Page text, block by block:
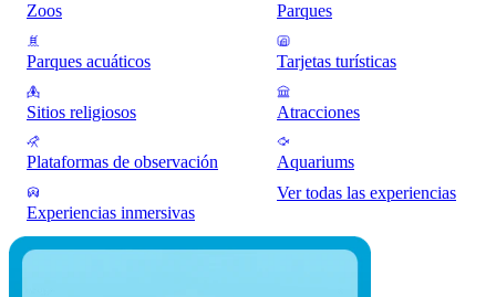
Zoos Parques
Parques acuáticos Tarjetas turísticas
Sitios religiosos Atracciones
Plataformas de observación Aquariums
Experiencias inmersivas
Ver todas las experiencias